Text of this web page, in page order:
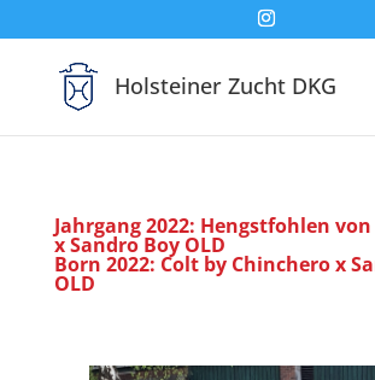
Holsteiner Zucht DKG
Jahrgang 2022: Hengstfohlen
x Sandro Boy OLD
Born 2022: Colt by Chinchero x
OLD